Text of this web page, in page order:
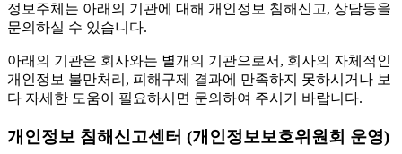
정보주체는 아래의 기관에 대해 개인정보 침해신고, 상담등을
문의하실 수 있습니다.
아래의 기관은 회사와는 별개의 기관으로서, 회사의 자체적인
개인정보 불만처리, 피해구제 결과에 만족하지 못하시거나 보
다 자세한 도움이 필요하시면 문의하여 주시기 바랍니다.
개인정보 침해신고센터 (개인정보보호위원회 운영)